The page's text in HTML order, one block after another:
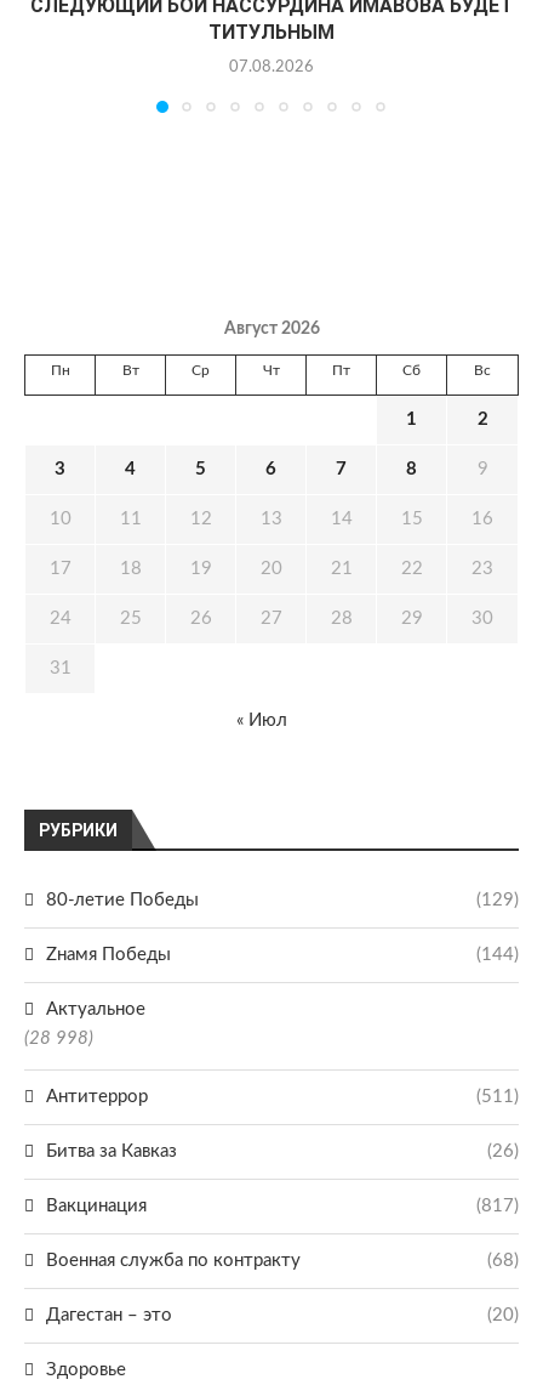
СЛЕДУЮЩИЙ БОЙ НАССУРДИНА ИМАВОВА БУДЕТ
ТИТУЛЬНЫМ
07.08.2026
РУБРИКИ
80-летие Победы (129)
Zнамя Победы (144)
Актуальное
(28 998)
Антитеррор (511)
Битва за Кавказ (26)
Вакцинация (817)
Военная служба по контракту (68)
Дагестан – это (20)
Здоровье
Август 2026
Пн Вт Ср Чт Пт Сб Вс
1 2
3 4 5 6 7 8 9
10 11 12 13 14 15 16
17 18 19 20 21 22 23
24 25 26 27 28 29 30
31
« Июл